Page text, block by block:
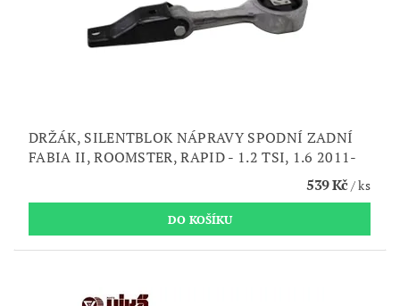
DRŽÁK, SILENTBLOK NÁPRAVY SPODNÍ ZADNÍ
FABIA II, ROOMSTER, RAPID - 1.2 TSI, 1.6 2011-
539 Kč/ ks